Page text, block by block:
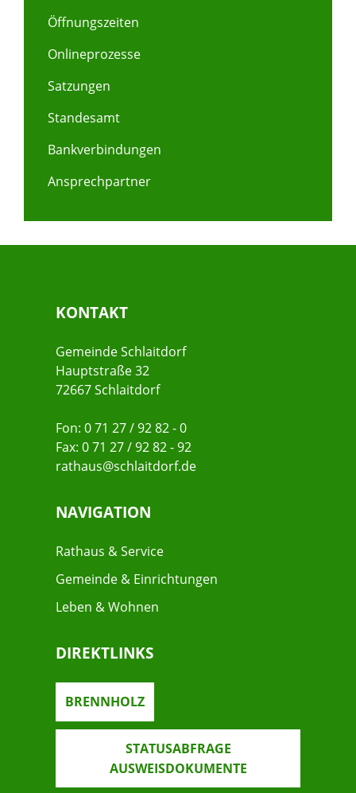
Öffnungszeiten
Onlineprozesse
Satzungen
Standesamt
Bankverbindungen
Ansprechpartner
KONTAKT
Gemeinde Schlaitdorf
Hauptstraße 32
72667 Schlaitdorf
Fon: 0 71 27 / 92 82 - 0
Fax: 0 71 27 / 92 82 - 92
rathaus@schlaitdorf.de
NAVIGATION
Rathaus & Service
Gemeinde & Einrichtungen
Leben & Wohnen
DIREKTLINKS
BRENNHOLZ
STATUSABFRAGE
AUSWEISDOKUMENTE